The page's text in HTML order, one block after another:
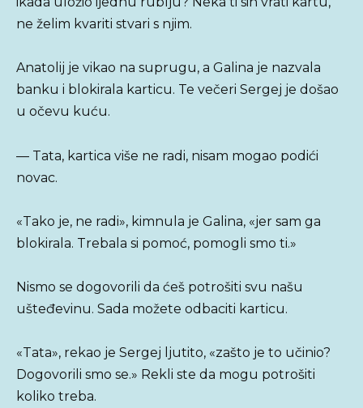
ne želim kvariti stvari s njim.
Anatolij je vikao na suprugu, a Galina je nazvala
banku i blokirala karticu. Te večeri Sergej je došao
u očevu kuću.
— Tata, kartica više ne radi, nisam mogao podići
novac.
«Tako je, ne radi», kimnula je Galina, «jer sam ga
blokirala. Trebala si pomoć, pomogli smo ti.»
Nismo se dogovorili da ćeš potrošiti svu našu
ušteđevinu. Sada možete odbaciti karticu.
«Tata», rekao je Sergej ljutito, «zašto je to učinio?
Dogovorili smo se.» Rekli ste da mogu potrošiti
koliko treba.